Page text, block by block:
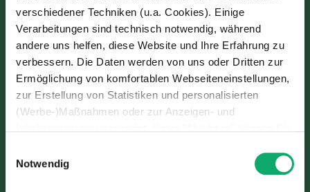
verschiedener Techniken (u.a. Cookies). Einige
Verarbeitungen sind technisch notwendig, während
andere uns helfen, diese Website und Ihre Erfahrung zu
verbessern. Die Daten werden von uns oder Dritten zur
Ermöglichung von komfortablen Webseiteneinstellungen,
zur Erstellung von Statistiken und personalisierten
(Werbe-)Maßnahmen oder zur Anzeigen- und
zulassen. Unter “Auswahl erlauben” können Sie einzelne
Verwendungszwecke zulassen. Sie können Ihre Auswahl
Notwendig